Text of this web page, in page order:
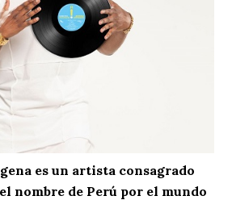
es un artista consagrado
nombre de Perú por el mundo